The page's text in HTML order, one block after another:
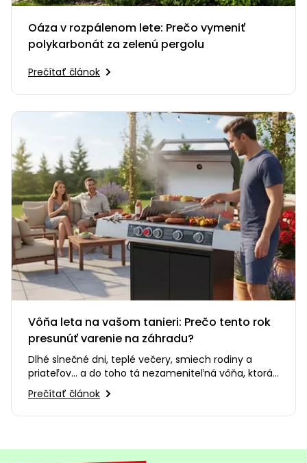
Oáza v rozpálenom lete: Prečo vymeniť
polykarbonát za zelenú pergolu
Prečítať článok
Vôňa leta na vašom tanieri: Prečo tento rok
presunúť varenie na záhradu?
Dlhé slnečné dni, teplé večery, smiech rodiny a
priateľov... a do toho tá nezameniteľná vôňa, ktorá
sa šíri po celej…
Prečítať článok